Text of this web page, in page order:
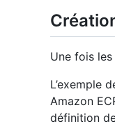
Une fois
L’exemple
Amazon
définition